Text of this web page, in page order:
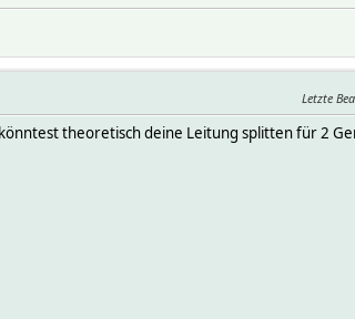
Letzte
theoretisch deine Leitung splitten für 2